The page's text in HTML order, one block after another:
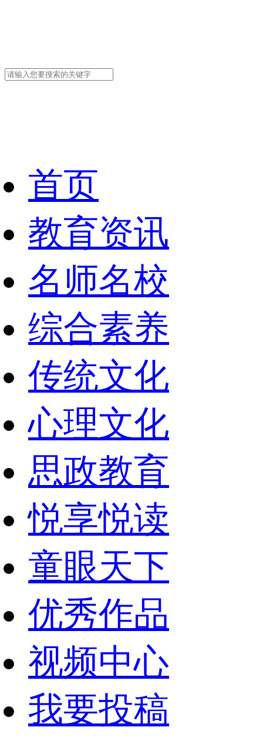
首页
教育资讯
名师名校
综合素养
传统文化
心理文化
思政教育
悦享悦读
童眼天下
优秀作品
视频中心
我要投稿